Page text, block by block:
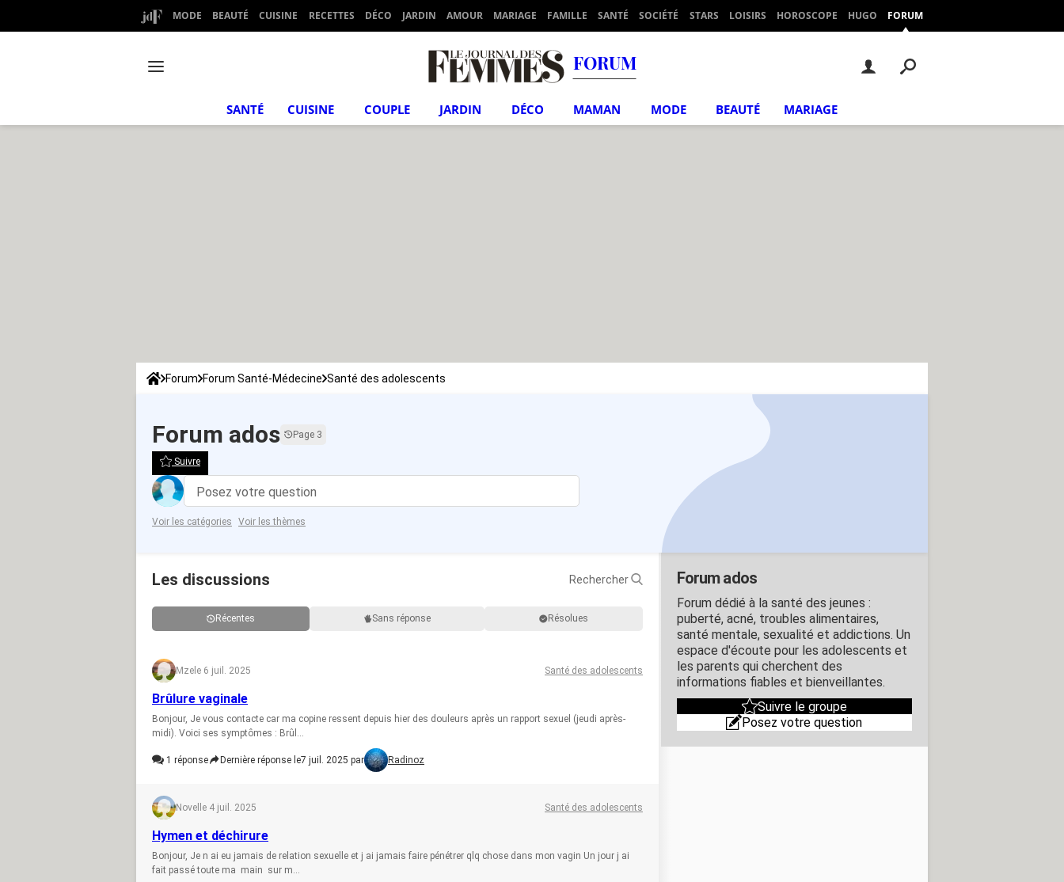
MODE BEAUTÉ CUISINE RECETTES DÉCO JARDIN AMOUR MARIAGE FAMILLE SANTÉ SOCIÉTÉ STARS LOISIRS HOROSCOPE HUGO FORUM
FORUM
SANTÉ CUISINE COUPLE JARDIN DÉCO MAMAN MODE BEAUTÉ MARIAGE
Forum Forum Santé-Médecine Santé des adolescents
Forum ados Page 3
Suivre
Posez votre question
Voir les catégories Voir les thèmes
Les discussions Rechercher
Récentes Sans réponse Résolues
Mze le 6 juil. 2025 Santé des adolescents
Brûlure vaginale
Bonjour, Je vous contacte car ma copine ressent depuis hier des douleurs après un rapport sexuel (jeudi après-
midi). Voici ses symptômes : Brûl...
1 réponse Dernière réponse le7 juil. 2025 par Radinoz
Novel le 4 juil. 2025 Santé des adolescents
Hymen et déchirure
Bonjour, Je n ai eu jamais de relation sexuelle et j ai jamais faire pénétrer qlq chose dans mon vagin Un jour j ai
fait passé toute ma main sur m...
Forum ados
Forum dédié à la santé des jeunes :
puberté, acné, troubles alimentaires,
santé mentale, sexualité et addictions. Un
espace d'écoute pour les adolescents et
les parents qui cherchent des
informations fiables et bienveillantes.
Suivre le groupe
Posez votre question